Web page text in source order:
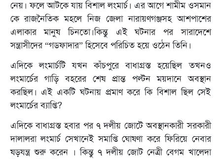
নেয়। ফলে আটকে যায় বিশাল লংমার্চ। এর আগে শামীম ওসমান
কে রাজনৈতিক মহলে নিজ জেলা নারায়ণগঞ্জসহ আশপাশের
এলাকার মানুষ চিনতো।কিন্তু এই ঘটনার পর সারাদেশে
সন্ত্রাসীদের “গডফাদার” হিসেবে পরিচিত হয়ে ওঠেন তিনি।
এদিকে লংমার্চটি যখন কাঁচপুরে বাধাগ্রস্ত হয়েছিল তখনও
লংমার্চের গাড়ি বহরের শেষ প্রান্ত পল্টন ময়দানে অবস্থান
করছিল। এই একটি ঘটনায় প্রমাণ করে কি বিশাল ছিল সেই
লংমার্চের ব্যাপ্তি?
এদিকে বাধাগ্রস্ত হবার পর ৭ দলীয় জোটে অবস্থানকারী সরকারী
দালালরা লংমার্চ সেখানেই সমাপ্তি ঘোষণা করে ফিরিয়ে নেবার
ষড়যন্ত্র শুরু করেন । কিন্তু ৭ দলীয় জোট নেত্রী বেগম খালেদা